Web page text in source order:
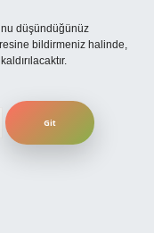
düşündüğünüz
bildirmeniz halinde,